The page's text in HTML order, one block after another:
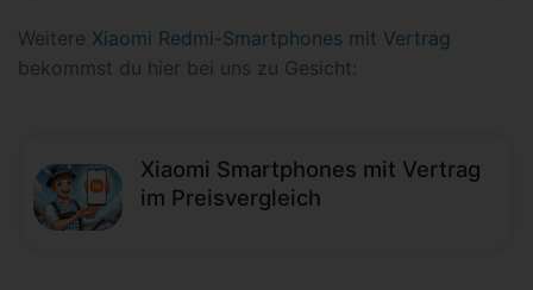
Weitere Xiaomi Redmi-Smartphones mit Vertrag
bekommst du hier bei uns zu Gesicht:
Xiaomi Smartphones mit Vertrag
im Preisvergleich